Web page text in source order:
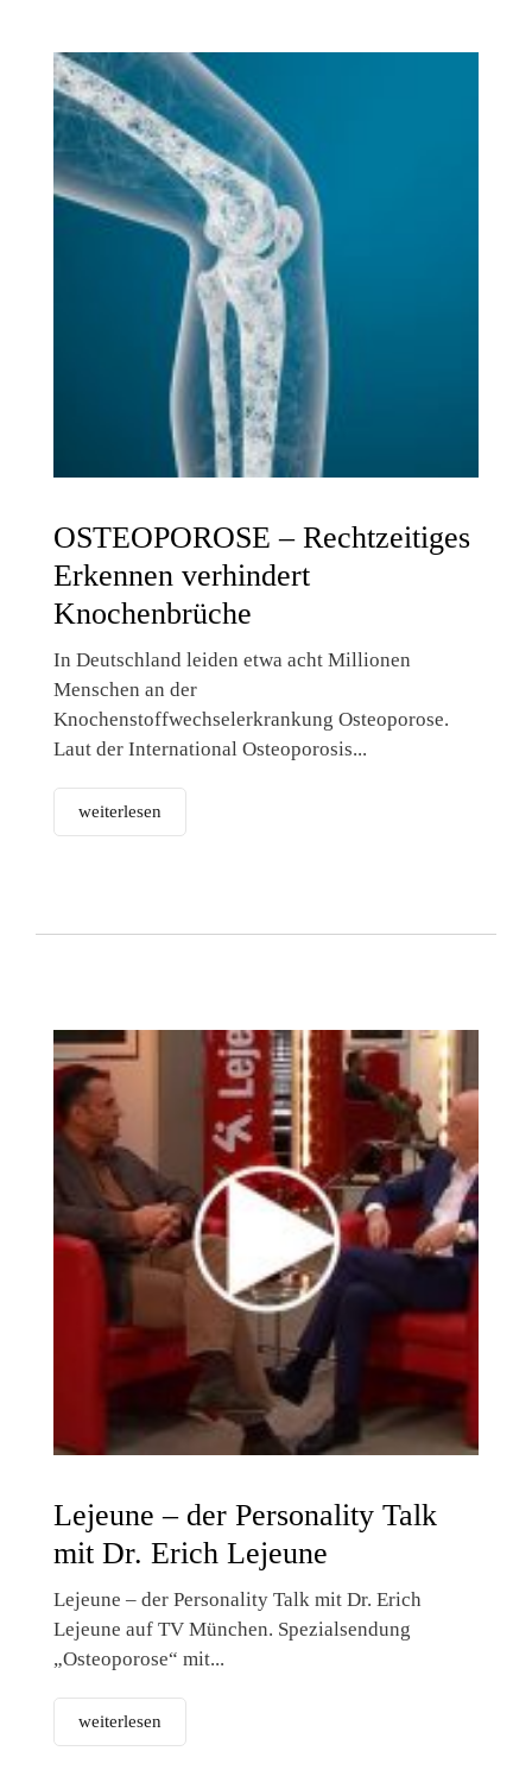
OSTEOPOROSE – Rechtzeitiges
Erkennen verhindert
Knochenbrüche
In Deutschland leiden etwa acht Millionen
Menschen an der
Knochenstoffwechselerkrankung Osteoporose.
Laut der International Osteoporosis...
weiterlesen
Lejeune – der Personality Talk
mit Dr. Erich Lejeune
Lejeune – der Personality Talk mit Dr. Erich
Lejeune auf TV München. Spezialsendung
„Osteoporose“ mit...
weiterlesen